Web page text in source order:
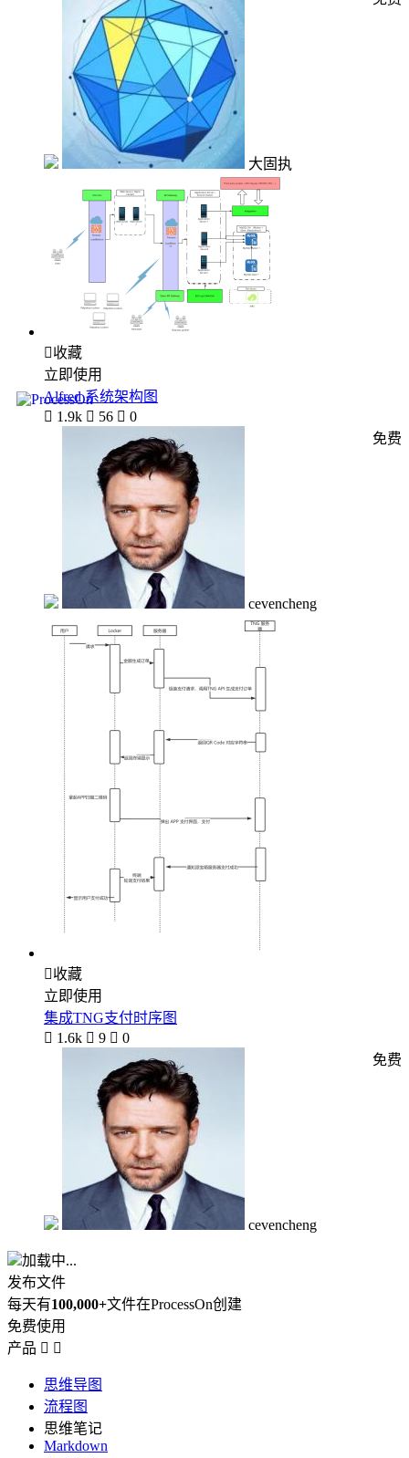
大固执
收藏
立即使用
Alfred 系统架构图
 1.9k  56  0
cevencheng
免费
收藏
立即使用
集成TNG支付时序图
 1.6k  9  0
cevencheng
免费
加载中...
发布文件
每天有100,000+文件在ProcessOn创建
免费使用
产品  
思维导图
流程图
思维笔记
Markdown